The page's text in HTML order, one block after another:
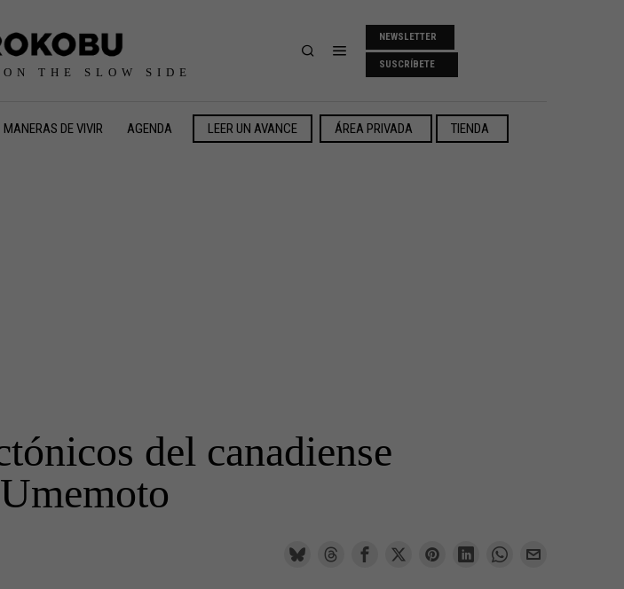
THE SLOW SIDE
NEWSLETTER
SUSCRÍBETE
MANERAS DE VIVIR AGENDA LEER UN AVANCE ÁREA PRIVADA TIENDA
del canadiense